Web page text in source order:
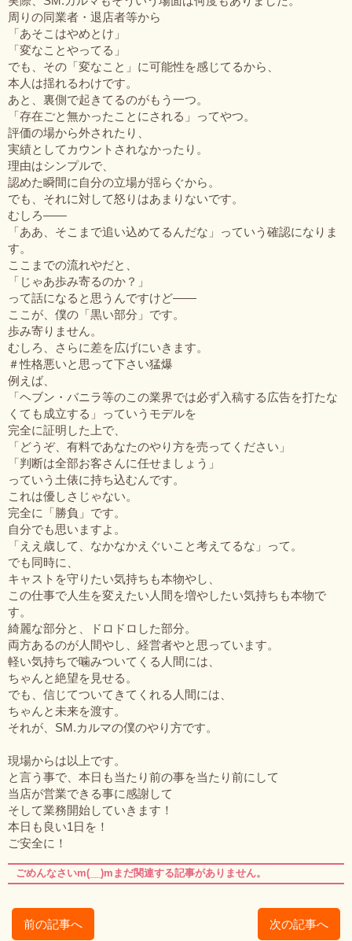
周りの同業者・退店者等から
「あそこはやめとけ」
「変なことやってる」
でも、その「変なこと」に可能性を感じてるから、
本人は揺れるわけです。
あと、裏側で起きてるのがもう一つ。
「存在ごと無かったことにされる」ってやつ。
評価の場から外されたり、
実績としてカウントされなかったり。
理由はシンプルで、
認めた瞬間に自分の立場が揺らぐから。
でも、それに対して怒りはあまりないです。
むしろ——
「ああ、そこまで追い込めてるんだな」っていう確認になりま
す。
ここまでの流れやだと、
「じゃあ歩み寄るのか？」
って話になると思うんですけど——
ここが、僕の「黒い部分」です。
歩み寄りません。
むしろ、さらに差を広げにいきます。
＃性格悪いと思って下さい猛爆
例えば、
「ヘブン・バニラ等のこの業界では必ず入稿する広告を打たな
くても成立する」っていうモデルを
完全に証明した上で、
「どうぞ、有料であなたのやり方を売ってください」
「判断は全部お客さんに任せましょう」
っていう土俵に持ち込むんです。
これは優しさじゃない。
完全に「勝負」です。
自分でも思いますよ。
「ええ歳して、なかなかえぐいこと考えてるな」って。
でも同時に、
キャストを守りたい気持ちも本物やし、
この仕事で人生を変えたい人間を増やしたい気持ちも本物で
す。
綺麗な部分と、ドロドロした部分。
両方あるのが人間やし、経営者やと思っています。
軽い気持ちで噛みついてくる人間には、
ちゃんと絶望を見せる。
でも、信じてついてきてくれる人間には、
ちゃんと未来を渡す。
それが、SM.カルマの僕のやり方です。
現場からは以上です。
と言う事で、本日も当たり前の事を当たり前にして
当店が営業できる事に感謝して
そして業務開始していきます！
本日も良い1日を！
ご安全に！
ごめんなさいm(__)mまだ関連する記事がありません。
前の記事へ 次の記事へ